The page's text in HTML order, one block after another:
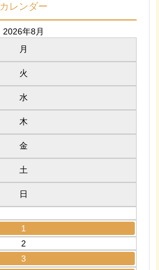
カレンダー
2026年8月
月
火
水
木
金
土
日
1
2
3